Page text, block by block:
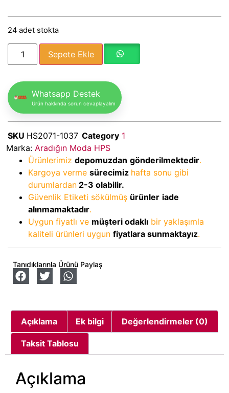
24 adet stokta
Sepete Ekle
Whatsapp Destek
Ürün hakkında sorun cevaplayalım
SKU HS2071-1037 Category 1
Marka: Aradığın Moda HPS
Ürünlerimiz depomuzdan gönderilmektedir.
Kargoya verme sürecimiz hafta sonu gibi
durumlardan 2-3 olabilir.
Güvenlik Etiketi sökülmüş ürünler iade
alınmamaktadır.
Uygun fiyatlı ve müşteri odaklı bir yaklaşımla
kaliteli ürünleri uygun fiyatlara sunmaktayız.
Tanıdıklarınla Ürünü Paylaş
Açıklama Ek bilgi Değerlendirmeler (0)
Taksit Tablosu
Açıklama